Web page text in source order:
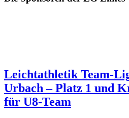
Leichtathletik Team-
Urbach – Platz 1 und
für U8-Team